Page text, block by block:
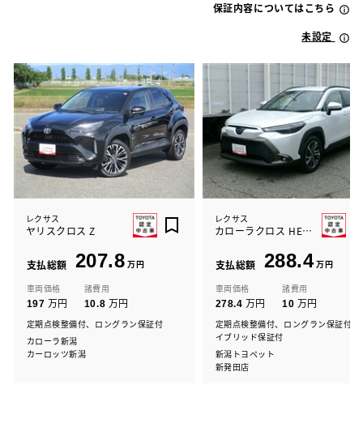
保証内容についてはこちら
未設定
レクサス
ヤリスクロス Z
支払総額 207.8 万円
車両価格
197 万円
諸費用
10.8 万円
定期点検整備付、ロングラン保証付
カローラ新潟
カーロッツ新潟
レクサス
カローラクロス HEV Z
支払総額 288.4万円
車両価格
278.4 万円
諸費用
10 万円
定期点検整備付、ロングラン保証付、
イブリッド保証付
新潟トヨペット
新発田店